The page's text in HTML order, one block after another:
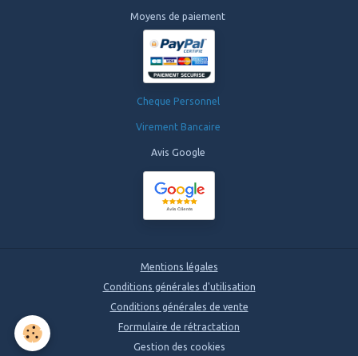
Moyens de paiement
Cheque Personnel
Virement Bancaire
Avis Google
Mentions légales
Conditions générales d'utilisation
Conditions générales de vente
Formulaire de rétractation
Gestion des cookies